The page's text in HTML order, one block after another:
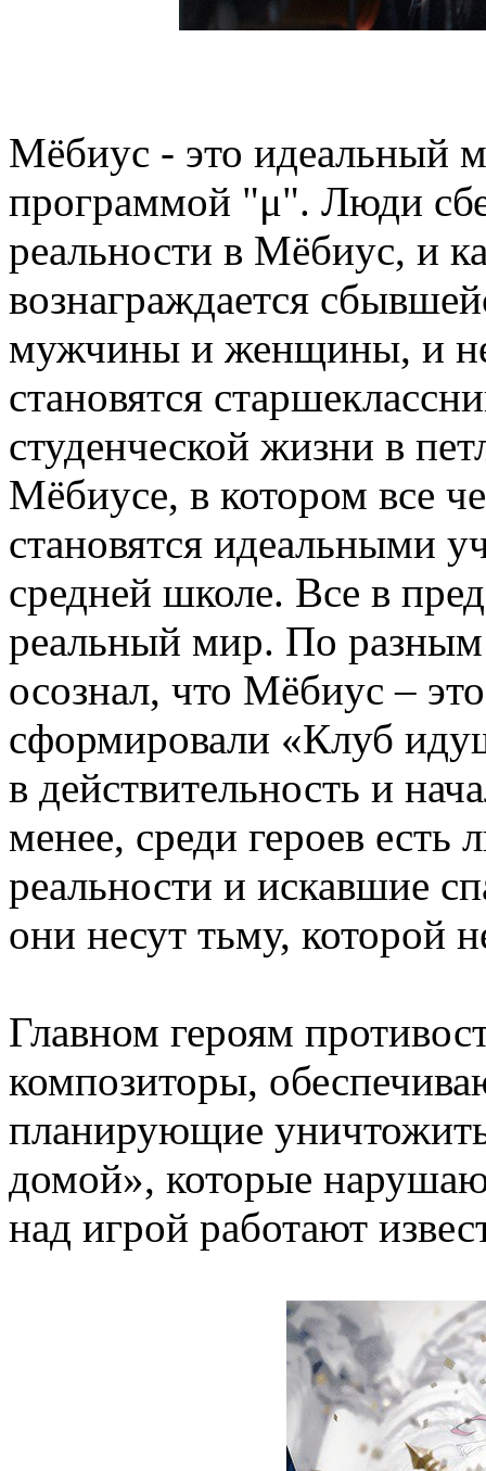
Мёбиус - это идеальный
программой "μ". Люди
реальности в Мёбиус, и
вознаграждается
мужчины и женщины, и
становятся
студенческой жизни в
Мёбиусе, в котором все
становятся идеальными
средней школе. Все в
реальный мир. По
осознал, что Мёбиус –
сформировали «Клуб
в действительность и
менее, среди героев
реальности и искавшие
они несут тьму, которой
Главном героям
композиторы,
планирующие
домой», которые
над игрой работают